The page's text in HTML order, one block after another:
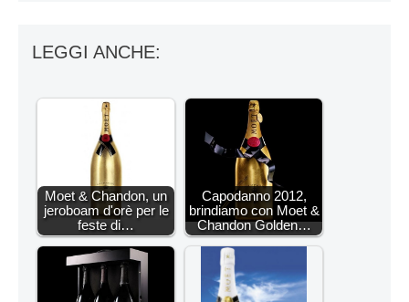
LEGGI ANCHE:
Moet & Chandon, un
jeroboam d'orè per le
feste di…
Capodanno 2012,
brindiamo con Moet &
Chandon Golden…